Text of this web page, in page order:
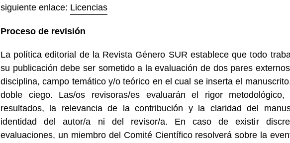
siguiente enlace: Licencias
Proceso de revisión
La política editorial de la Revista Género SUR establece que todo
su publicación debe ser sometido a la evaluación de dos pares
disciplina, campo temático y/o teórico en el cual se inserta el
doble ciego. Las/os revisoras/es evaluarán el rigor
resultados, la relevancia de la contribución y la claridad del
identidad del autor/a ni del revisor/a. En caso de existir
evaluaciones, un miembro del Comité Científico resolverá sobre la